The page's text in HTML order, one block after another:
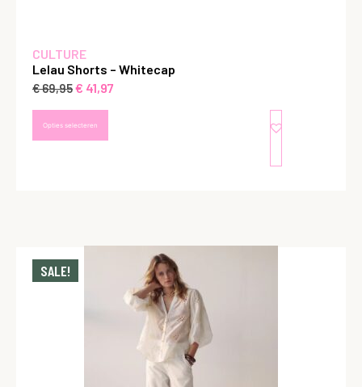
CULTURE
Lelau Shorts – Whitecap
€69,95€ 41,97
Opties selecteren
SALE!